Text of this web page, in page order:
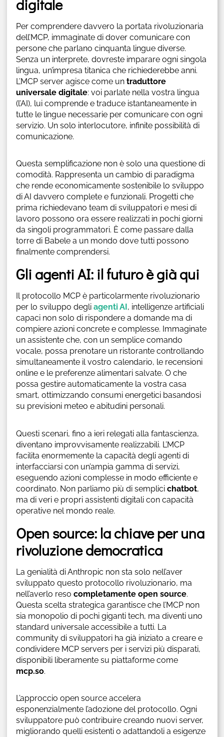
digitale
Per comprendere davvero la portata rivoluzionaria
dell’MCP, immaginate di dover comunicare con
persone che parlano cinquanta lingue diverse.
Senza un interprete, dovreste imparare ogni singola
lingua, un’impresa titanica che richiederebbe anni.
L’MCP server agisce come un traduttore
universale digitale: voi parlate nella vostra lingua
(l’AI), lui comprende e traduce istantaneamente in
tutte le lingue necessarie per comunicare con ogni
servizio. Un solo interlocutore, infinite possibilità di
comunicazione.
Questa semplificazione non è solo una questione di
comodità. Rappresenta un cambio di paradigma
che rende economicamente sostenibile lo sviluppo
di AI davvero complete e funzionali. Progetti che
prima richiedevano team di sviluppatori e mesi di
lavoro possono ora essere realizzati in pochi giorni
da singoli programmatori. È come passare dalla
torre di Babele a un mondo dove tutti possono
finalmente comprendersi.
Gli agenti AI: il futuro è già qui
Il protocollo MCP è particolarmente rivoluzionario
per lo sviluppo degli agenti AI , intelligenze artificiali
capaci non solo di rispondere a domande ma di
compiere azioni concrete e complesse. Immaginate
un assistente che, con un semplice comando
vocale, possa prenotare un ristorante controllando
simultaneamente il vostro calendario, le recensioni
online e le preferenze alimentari salvate. O che
possa gestire automaticamente la vostra casa
smart, ottimizzando consumi energetici basandosi
su previsioni meteo e abitudini personali.
Questi scenari, fino a ieri relegati alla fantascienza,
diventano improvvisamente realizzabili. L’MCP
facilita enormemente la capacità degli agenti di
interfacciarsi con un’ampia gamma di servizi,
eseguendo azioni complesse in modo efficiente e
coordinato. Non parliamo più di semplici chatbot,
ma di veri e propri assistenti digitali con capacità
operative nel mondo reale.
Open source: la chiave per una
rivoluzione democratica
La genialità di Anthropic non sta solo nell’aver
sviluppato questo protocollo rivoluzionario, ma
nell’averlo reso completamente open source.
Questa scelta strategica garantisce che l’MCP non
sia monopolio di pochi giganti tech, ma diventi uno
standard universale accessibile a tutti. La
community di sviluppatori ha già iniziato a creare e
condividere MCP servers per i servizi più disparati,
disponibili liberamente su piattaforme come
mcp.so.
L’approccio open source accelera
esponenzialmente l’adozione del protocollo. Ogni
sviluppatore può contribuire creando nuovi server,
migliorando quelli esistenti o adattandoli a esigenze